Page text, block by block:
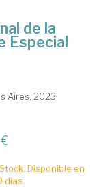
de la
Especial
Aires, 2023
Disponible en
días.